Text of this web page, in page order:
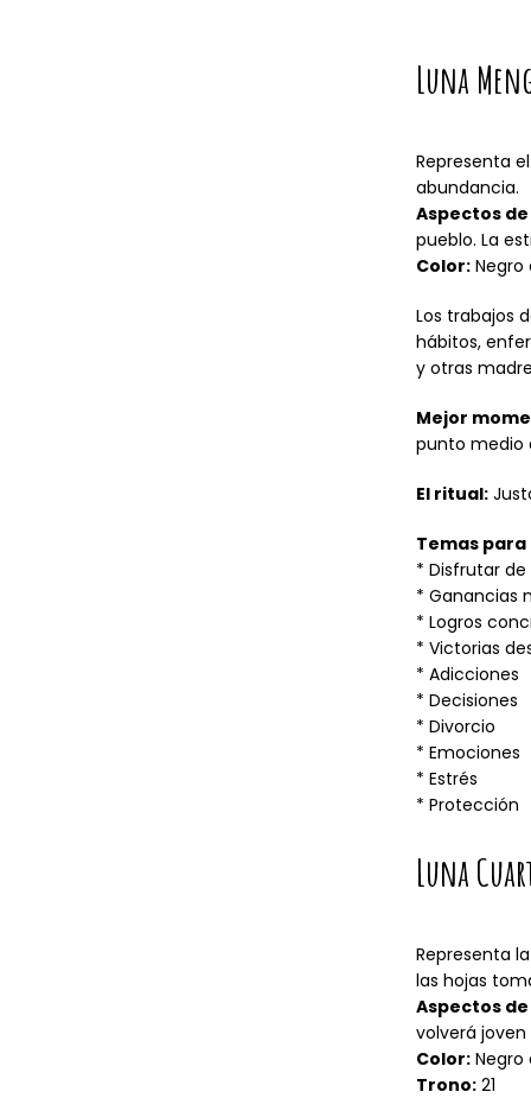
Luna
Representa
abundancia.
Aspectos de
pueblo. La
Color: Negro
Los trabajos
hábitos,
y otras
Mejor
punto medio
El ritual:
Temas
* Disfrutar de
* Ganancias
* Logros
* Victorias
* Adicciones
* Decisiones
* Divorcio
* Emociones
* Estrés
* Protección
Luna
Representa
las hojas
Aspectos de
volverá
Color: Negro
Trono: 21